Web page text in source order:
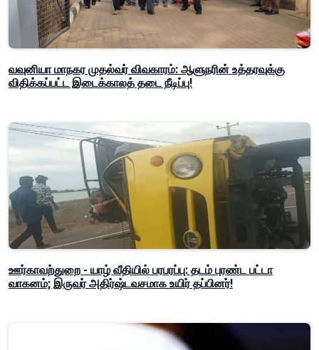
வவுனியா மாநகர முதல்வர் விவகாரம்: ஆளுநரின் உத்தரவுக்கு
விதிக்கப்பட்ட இடைக்காலத் தடை நீடிப்பு!
ஊர்காவற்துறை - யாழ் வீதியில் பரபரப்பு: தடம் புரண்ட பட்டா
வாகனம்; இருவர் அதிர்ஷ்டவசமாக உயிர் தப்பினர்!